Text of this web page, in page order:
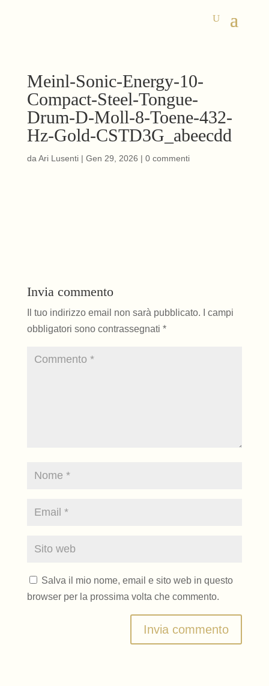
Meinl-Sonic-Energy-10-
Compact-Steel-Tongue-
Drum-D-Moll-8-Toene-432-
Hz-Gold-CSTD3G_abeecdd
da Ari Lusenti| Gen 29, 2026 | 0 commenti
Invia commento
Il tuo indirizzo email non sarà pubblicato.
I campi
obbligatori sono contrassegnati *
Salva il mio nome, email e sito web in questo
browser per la prossima volta che commento.